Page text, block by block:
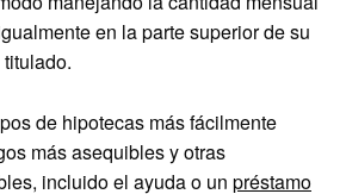
en la parte superior de su
de hipotecas más fácilmente
más asequibles y otras
incluido el ayuda o un préstamo